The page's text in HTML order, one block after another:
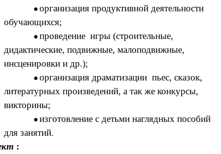
организация продуктивной деятельности
обучающихся;
проведение игры (строительные,
дидактические, подвижные, малоподвижные,
инсценировки и др.);
организация драматизации пьес, сказок,
литературных произведений, а так же конкурсы,
викторины;
изготовление с детьми наглядных пособий
для занятий.
: